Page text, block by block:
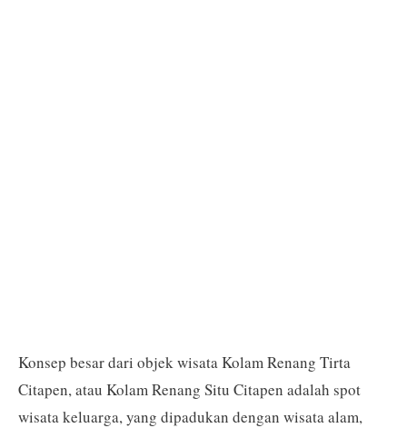
Konsep besar dari objek wisata Kolam Renang Tirta
Citapen, atau Kolam Renang Situ Citapen adalah spot
wisata keluarga, yang dipadukan dengan wisata alam,